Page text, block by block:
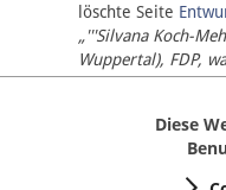
löschte Seite
„'''Silvana Koch-
Wuppertal), FDP,
Europäischen
Diese